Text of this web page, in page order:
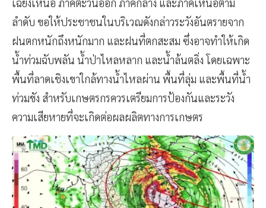
ลำดับ ขอให้ประชาชนในบริเวณดังกล่าวระวังอันตรายจาก
ฝนตกหนักถึงหนักมาก และฝนที่ตกสะสม ซึ่งอาจทำให้เกิด
น้ำท่วมฉับพลัน น้ำป่าไหลหลาก และน้ำล้นตลิ่ง โดยเฉพาะ
พื้นที่ลาดเชิงเขาใกล้ทางน้ำไหลผ่าน พื้นที่ลุ่ม และพื้นที่น้ำ
ท่วมขัง สำหรับเกษตรกรควรเตรียมการป้องกันและระวัง
ความเสียหายที่จะเกิดต่อผลผลิตทางการเกษตร